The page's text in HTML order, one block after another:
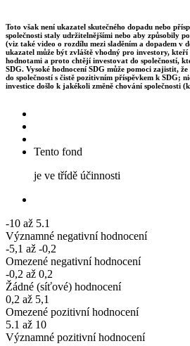
Toto však není ukazatel skutečného dopadu nebo
společnosti staly udržitelnějšími nebo aby způsobily
(viz také video o rozdílu mezi sladěním a dopadem v
ukazatel může být zvláště vhodný pro investory,
hodnotami a proto chtějí investovat do společností,
SDG. Vysoké hodnocení SDG může pomoci zajistit,
do společností s čistě pozitivním příspěvkem k SDG;
investice došlo k jakékoli změně chování společnosti
Tento fond
je ve třídě účinnosti
-10 až 5.1
Významné negativní hodnocení
-5,1 až -0,2
Omezené negativní hodnocení
-0,2 až 0,2
Žádné (síťové) hodnocení
0,2 až 5,1
Omezené pozitivní hodnocení
5.1 až 10
Významné pozitivní hodnocení